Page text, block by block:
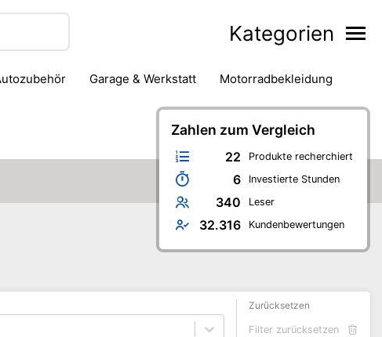
Kategorien
Autozubehör Garage & Werkstatt
Motorradbekleidung
Zahlen zum Vergleich
22 Produkte recherchiert
6 Investierte Stunden
340 Leser
32.316 Kundenbewertungen
Zurücksetzen
Filter zurücksetzen